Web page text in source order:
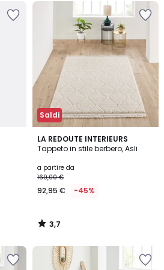
Saldi
LA REDOUTE INTERIEURS
Tappeto in stile berbero, Asli
a partire da
169,00 €
92,95 € -45%
3,7
/ 5
3,7
/